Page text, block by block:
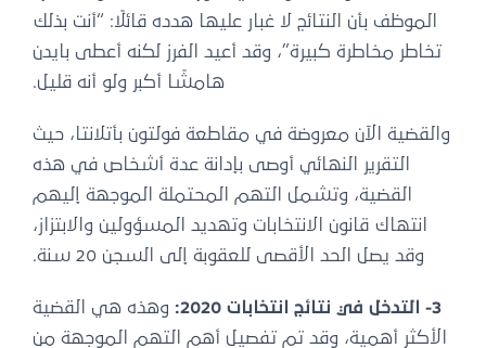
الموظف بأن النتائج لا غبار عليها هدده قائلًا: “أنت بذلك
تخاطر مخاطرة كبيرة”، وقد أعيد الفرز لكنه أعطى بايدن
هامشًا أكبر ولو أنه قليل.
والقضية الآن معروضة في مقاطعة فولتون بأتلانتا، حيث
التقرير النهائي أوصى بإدانة عدة أشخاص في هذه
القضية، وتشمل التهم المحتملة الموجهة إليهم
انتهاك قانون الانتخابات وتهديد المسؤولين والابتزاز،
وقد يصل الحد الأقصى للعقوبة إلى السجن 20 سنة.
3- التدخل في نتائج انتخابات 2020:
وهذه هي القضية
الأكثر أهمية، وقد تم تفصيل أهم التهم الموجهة من